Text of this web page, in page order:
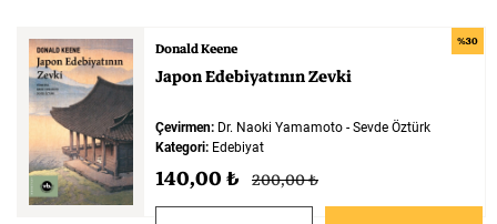
%30
Donald Keene
JaponEdebiyatınınZevki
Çevirmen: Dr. Naoki Yamamoto - Sevde Öztürk
Kategori: Edebiyat
140,00 ₺ 200,00 ₺